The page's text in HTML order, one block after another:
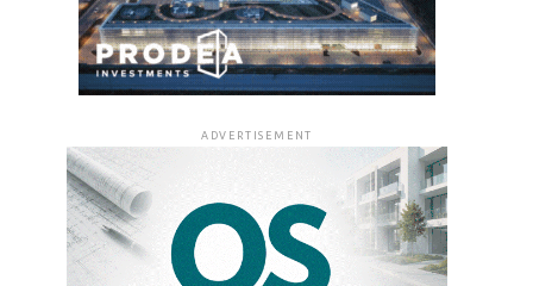
ADVERTISEMENT